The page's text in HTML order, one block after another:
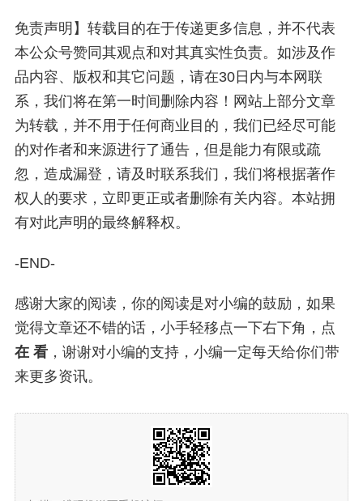
免责声明】转载目的在于传递更多信息，并不代表
本公众号赞同其观点和对其真实性负责。 如涉及作
品内容、版权和其它问题，请在30日内与本网联
系，我们将在第一时间删除内容！ 网站上部分文章
为转载，并不用于任何商业目的，我们已经尽可能
的对作者和来源进行了通告，但是能力有限或疏
忽，造成漏登，请及时联系我们，我们将根据著作
权人的要求，立即更正或者删除有关内容。 本站拥
有对此声明的最终解释权。
-END-
感谢大家的阅读，你的阅读是对小编的鼓励，如果
觉得文章还不错的话，小手轻移点一下右下角，点
在 看 ，谢谢对小编的支持，小编一定每天给你们带
来更多资讯。